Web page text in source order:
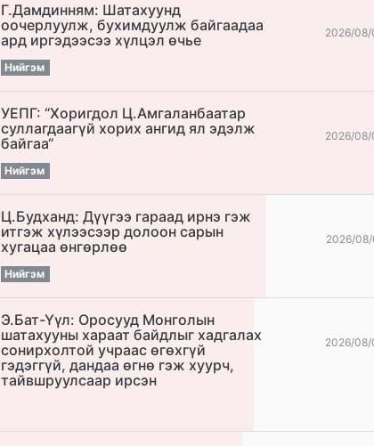
Г.Дамдинням: Шатахуунд
оочерлуулж, бухимдуулж байгаадаа
ард иргэдээсээ хүлцэл өчье
Нийгэм
2026/08/
УЕПГ: “Хоригдол Ц.Амгаланбаатар
cуллагдаагүй хорих ангид ял эдэлж
байгаа“
Нийгэм
2026/08/
Ц.Будханд: Дүүгээ гараад ирнэ гэж
итгэж хүлээсээр долоон сарын
хугацаа өнгөрлөө
Нийгэм
2026/
Э.Бат-Үүл: Оросууд Монголын
шатахууны хараат байдлыг хадгалах
сонирхолтой учраас өгөхгүй
гэдэггүй, дандаа өгнө гэж хуурч,
тайвшруулсаар ирсэн
2026/08/